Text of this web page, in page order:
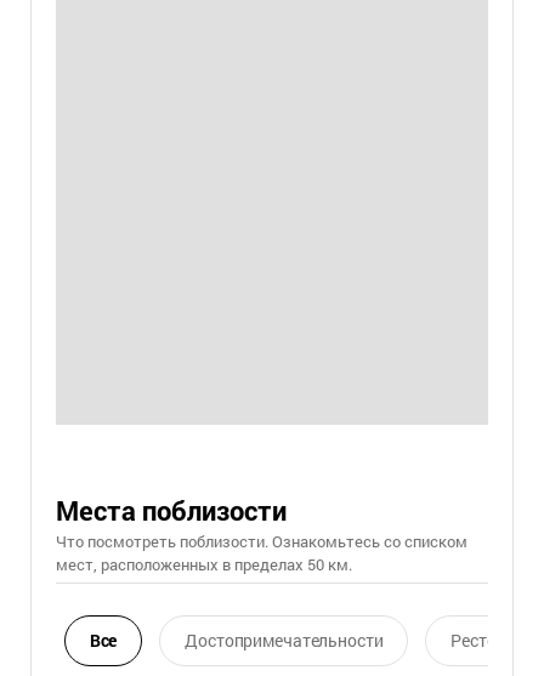
Места поблизости
Что посмотреть поблизости. Ознакомьтесь со списком
мест, расположенных в пределах 50 км.
Все Достопримечательности Ресторан